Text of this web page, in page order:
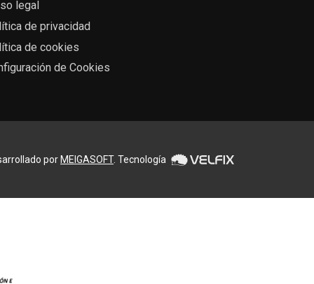
legal
de privacidad
de cookies
de Cookies
por MEIGASOFT. Tecnología